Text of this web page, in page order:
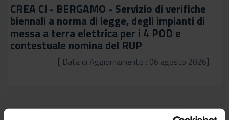
CREA CI - BERGAMO - Servizio di verifiche
biennali a norma di legge, degli impianti di
messa a terra elettrica per i 4 POD e
contestuale nomina del RUP
[ Data di Aggiornamento : 06 agosto 2026]